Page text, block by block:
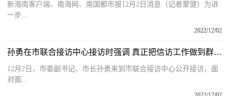
新海南客户端、南海网、南国都市报12月2日消息（记者蒙健）为进
一步...
2022/12/02
孙勇在市联合接访中心接访时强调 真正把信访工作做到群众心坎上
12月2日，市委副书记、市长孙勇来到市联合接访中心公开接访，面
对面...